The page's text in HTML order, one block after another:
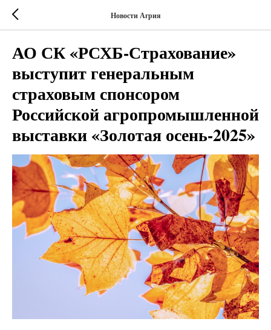
Новости Агрия
АО СК «РСХБ-Страхование»
выступит генеральным
страховым спонсором
Российской агропромышленной
выставки «Золотая осень-2025»